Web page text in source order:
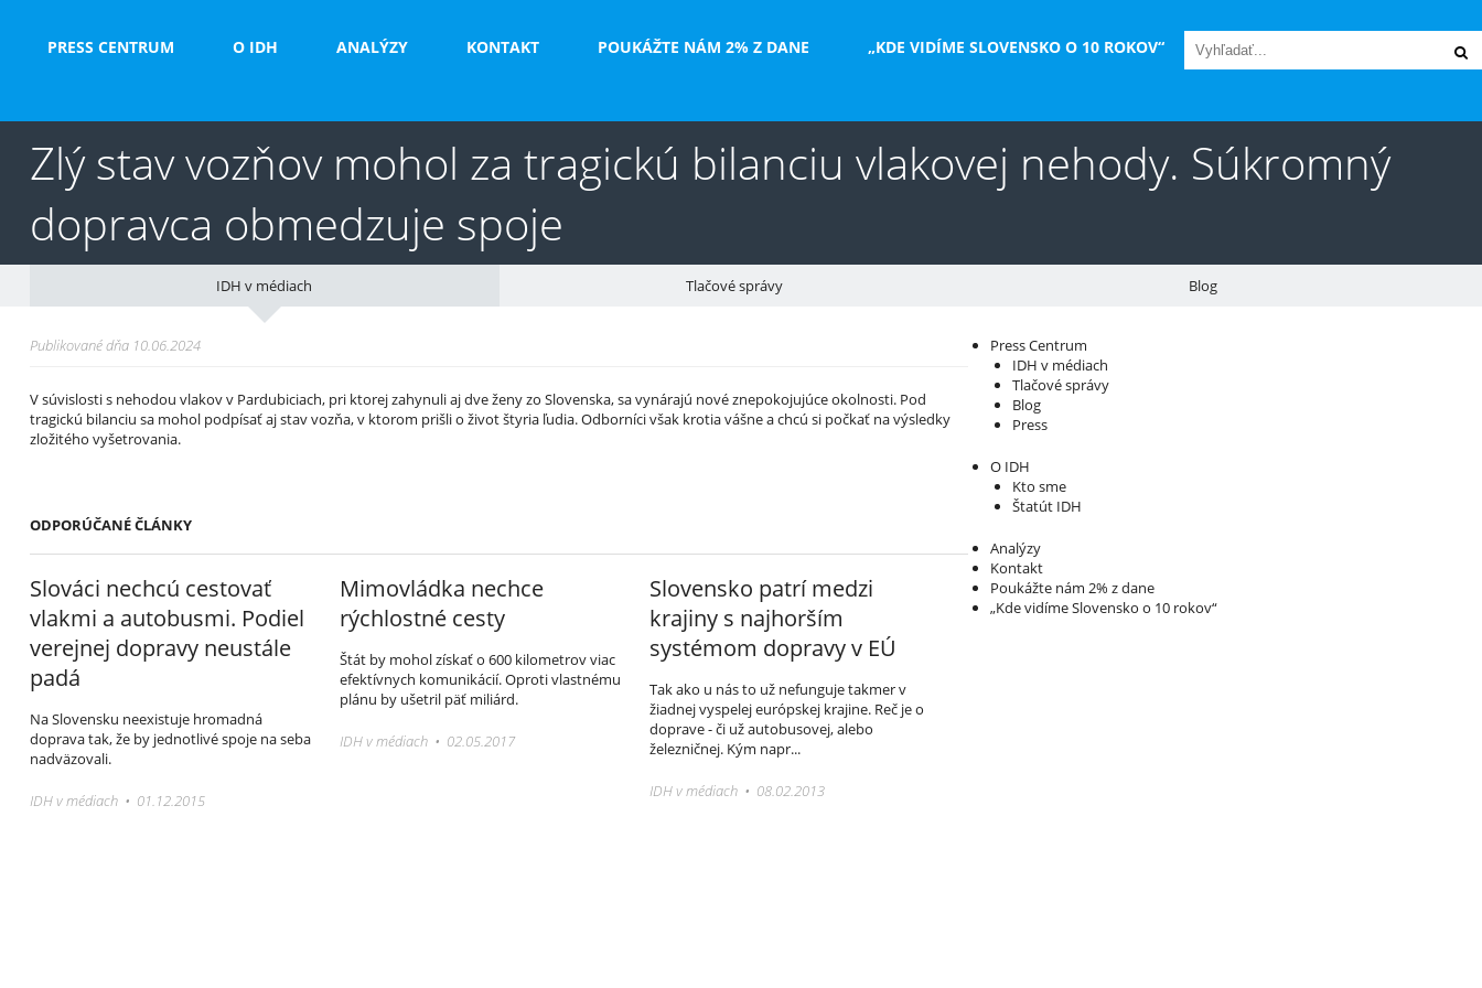
PRESS CENTRUM O IDH ANALÝZY KONTAKT POUKÁŽTE NÁM 2% Z DANE „KDE VIDÍME SLOVENSKO O 10 ROKOV“
Zlý stav vozňov mohol za tragickú bilanciu vlakovej nehody. Súkromný
dopravca obmedzuje spoje
IDH v médiach Tlačové správy Blog
Publikované dňa 10.06.2024
V súvislosti s nehodou vlakov v Pardubiciach, pri ktorej zahynuli aj dve ženy zo Slovenska, sa vynárajú nové znepokojujúce okolnosti. Pod
tragickú bilanciu sa mohol podpísať aj stav vozňa, v ktorom prišli o život štyria ľudia. Odborníci však krotia vášne a chcú si počkať na výsledky
zložitého vyšetrovania.
ODPORÚČANÉ ČLÁNKY
Slováci nechcú cestovať
vlakmi a autobusmi. Podiel
verejnej dopravy neustále
padá
Na Slovensku neexistuje hromadná
doprava tak, že by jednotlivé spoje na seba
nadväzovali.
IDH v médiach • 01.12.2015
Mimovládka nechce
rýchlostné cesty
Štát by mohol získať o 600 kilometrov viac
efektívnych komunikácií. Oproti vlastnému
plánu by ušetril päť miliárd.
IDH v médiach • 02.05.2017
Slovensko patrí medzi
krajiny s najhorším
systémom dopravy v EÚ
Tak ako u nás to už nefunguje takmer v
žiadnej vyspelej európskej krajine. Reč je o
doprave - či už autobusovej, alebo
železničnej. Kým napr...
IDH v médiach • 08.02.2013
Váš sprievodca svetom infraštruktúry a
ekonomiky
Press Centrum
IDH v médiach
Tlačové správy
Blog
Press
O IDH
Kto sme
Štatút IDH
Analýzy
Kontakt
Poukážte nám 2% z dane
„Kde vidíme Slovensko o 10 rokov“